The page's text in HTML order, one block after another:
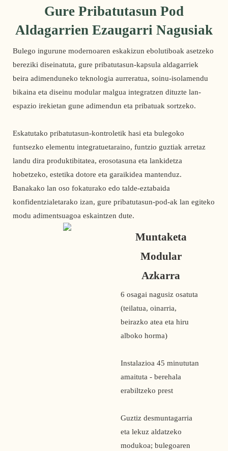
Gure Pribatutasun Pod
Aldagarrien Ezaugarri Nagusiak
Bulego ingurune modernoaren eskakizun ebolutiboak asetzeko
bereziki diseinatuta, gure pribatutasun-kapsula aldagarriek
beira adimenduneko teknologia aurreratua, soinu-isolamendu
bikaina eta diseinu modular malgua integratzen dituzte lan-
espazio irekietan gune adimendun eta pribatuak sortzeko.
Eskatutako pribatutasun-kontroletik hasi eta bulegoko
funtsezko elementu integratuetaraino, funtzio guztiak arretaz
landu dira produktibitatea, erosotasuna eta lankidetza
hobetzeko, estetika dotore eta garaikidea mantenduz.
Banakako lan oso fokaturako edo talde-eztabaida
konfidentzialetarako izan, gure pribatutasun-pod-ak lan egiteko
modu adimentsuagoa eskaintzen dute.
Muntaketa
Modular
Azkarra
6 osagai nagusiz osatuta
(teilatua, oinarria,
beirazko atea eta hiru
alboko horma)
Instalazioa 45 minututan
amaituta - berehala
erabiltzeko prest
Guztiz desmuntagarria
eta lekuz aldatzeko
modukoa; bulegoaren